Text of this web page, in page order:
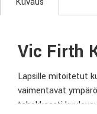
Vic Firth
Lapsille mitoitetut
vaimentavat
tehokkaasti